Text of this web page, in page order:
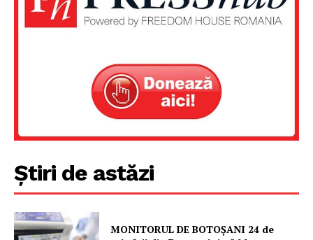
Proiecte editoriale
Știri de astăzi
MONITORUL DE BOTOȘANI 24 de